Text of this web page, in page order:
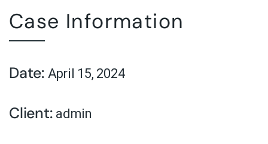
Case Information
Date:April 15, 2024
Client:admin